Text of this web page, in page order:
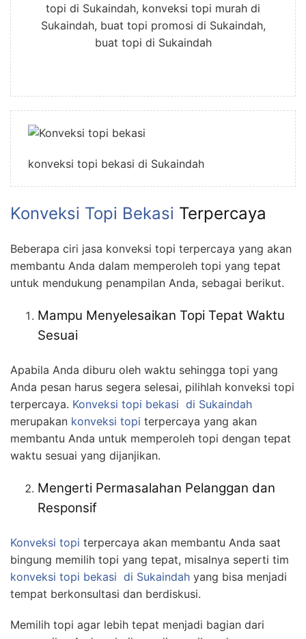
topi di Sukaindah, konveksi topi murah di
Sukaindah, buat topi promosi di Sukaindah,
buat topi di Sukaindah
konveksi topi bekasi di Sukaindah
Konveksi Topi Bekasi Terpercaya
Beberapa ciri jasa konveksi topi terpercaya yang akan
membantu Anda dalam memperoleh topi yang tepat
untuk mendukung penampilan Anda, sebagai berikut.
Mampu Menyelesaikan Topi Tepat Waktu
Sesuai
Apabila Anda diburu oleh waktu sehingga topi yang
Anda pesan harus segera selesai, pilihlah konveksi topi
terpercaya. Konveksi topi bekasi di Sukaindah
merupakan konveksi topi terpercaya yang akan
membantu Anda untuk memperoleh topi dengan tepat
waktu sesuai yang dijanjikan.
Mengerti Permasalahan Pelanggan dan
Responsif
Konveksi topi terpercaya akan membantu Anda saat
bingung memilih topi yang tepat, misalnya seperti tim
konveksi topi bekasi di Sukaindah yang bisa menjadi
tempat berkonsultasi dan berdiskusi.
Memilih topi agar lebih tepat menjadi bagian dari